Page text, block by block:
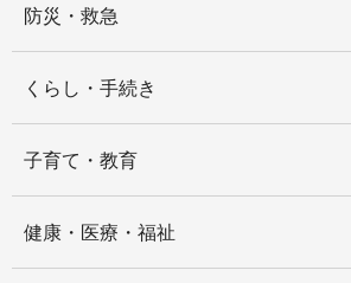
防災・救急
くらし・手続き
子育て・教育
健康・医療・福祉